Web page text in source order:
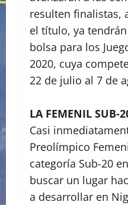
resulten finalistas,
el título, ya
bolsa para los
2020, cuya
22 de julio al 7 de
LA FEMENIL SUB-
Casi
Preolímpico
categoría Sub-20
buscar un lugar
a desarrollar en